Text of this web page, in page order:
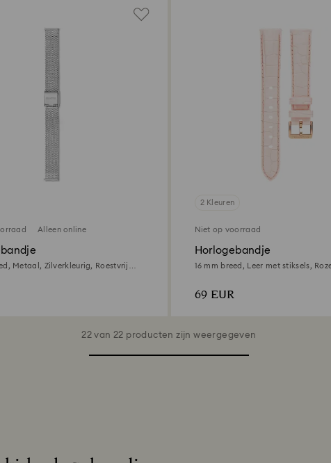
Alleen online
Metaal, Zilverkleurig, Roestvrij
2 Kleuren
Niet op voorraad
Horlogebandje
16 mm breed, Leer met stiksels,
69 EUR
22 van 22 producten zijn weergegeven